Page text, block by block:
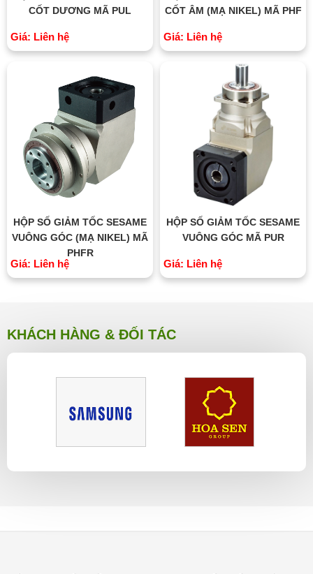
CỐT DƯƠNG MÃ PUL
Giá: Liên hệ
CỐT ÂM (MẠ NIKEL) MÃ PHF
Giá: Liên hệ
HỘP SỐ GIẢM TỐC SESAME
VUÔNG GÓC (MẠ NIKEL) MÃ
PHFR
Giá: Liên hệ
HỘP SỐ GIẢM TỐC SESAME
VUÔNG GÓC MÃ PUR
Giá: Liên hệ
KHÁCH HÀNG & ĐỐI TÁC